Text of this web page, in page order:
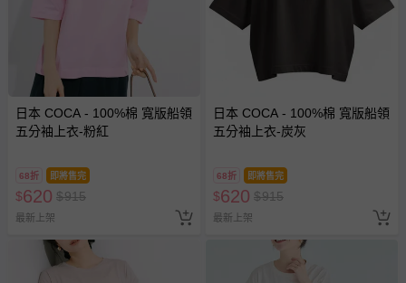
日本 COCA - 100%棉 寬版船領
五分袖上衣-粉紅
68折 即將售完
$620 $915
最新上架
日本 COCA - 100%棉 寬版船領
五分袖上衣-炭灰
68折 即將售完
$620 $915
最新上架